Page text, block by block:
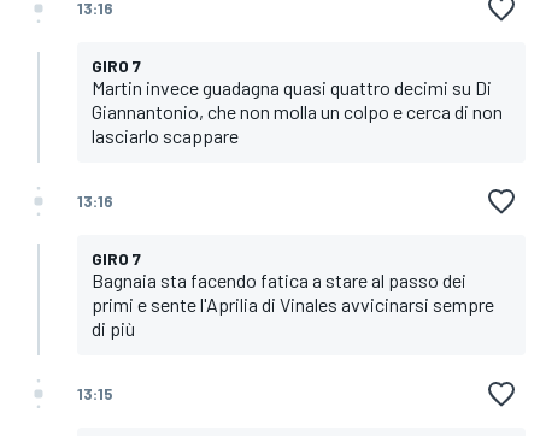
13:16
GIRO 7
Martin invece guadagna quasi quattro decimi su Di
Giannantonio, che non molla un colpo e cerca di non
lasciarlo scappare
13:16
GIRO 7
Bagnaia sta facendo fatica a stare al passo dei
primi e sente l'Aprilia di Vinales avvicinarsi sempre
di più
13:15